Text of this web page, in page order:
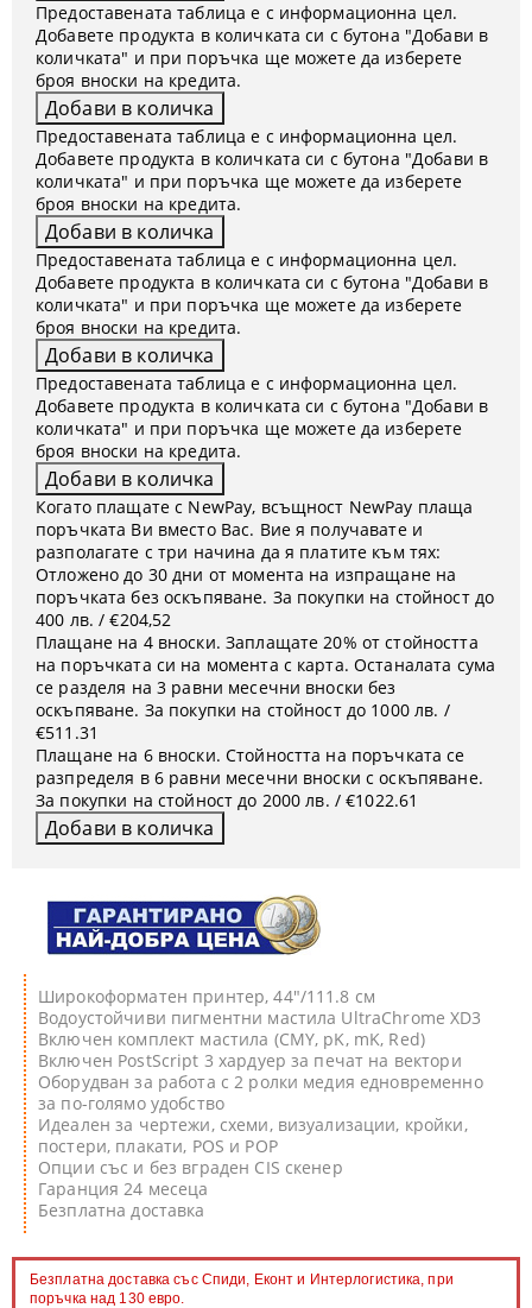
Широкоформатен принтер, 44"/111.8 см
Водоустойчиви пигментни мастила UltraChrome XD3
Включен комплект мастила (CMY, pK, mK, Red)
Включен PostScript 3 хардуер за печат на вектори
Оборудван за работа с 2 ролки медия едновременно
за по-голямо удобство
Идеален за чертежи, схеми, визуализации, кройки,
постери, плакати, POS и POP
Опции със и без вграден CIS скенер
Гаранция 24 месеца
Безплатна доставка
Безплатна доставка със Спиди, Еконт и Интерлогистика, при
поръчка над 130 евро.
Предоставената таблица е с информационна цел.
Добавете продукта в количката си с бутона "Добави в
количката" и при поръчка ще можете да изберете
броя вноски на кредита.
Предоставената таблица е с информационна цел.
Добавете продукта в количката си с бутона "Добави в
количката" и при поръчка ще можете да изберете
броя вноски на кредита.
Предоставената таблица е с информационна цел.
Добавете продукта в количката си с бутона "Добави в
количката" и при поръчка ще можете да изберете
броя вноски на кредита.
Предоставената таблица е с информационна цел.
Добавете продукта в количката си с бутона "Добави в
количката" и при поръчка ще можете да изберете
броя вноски на кредита.
Когато плащате с NewPay, всъщност NewPay плаща
поръчката Ви вместо Вас. Вие я получавате и
разполагате с три начина да я платите към тях:
Отложено до 30 дни от момента на изпращане на
поръчката без оскъпяване. За покупки на стойност до
400 лв. / €204,52
Плащане на 4 вноски. Заплащате 20% от стойността
на поръчката си на момента с карта. Останалата сума
се разделя на 3 равни месечни вноски без
оскъпяване. За покупки на стойност до 1000 лв. /
€511.31
Плащане на 6 вноски. Стойността на поръчката се
разпределя в 6 равни месечни вноски с оскъпяване.
За покупки на стойност до 2000 лв. / €1022.61